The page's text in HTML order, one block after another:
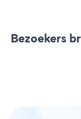
Bezoekers